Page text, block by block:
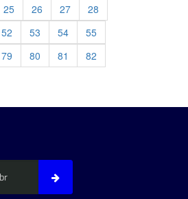
25 26 27
28
52 53 54
55
79 80 81
82